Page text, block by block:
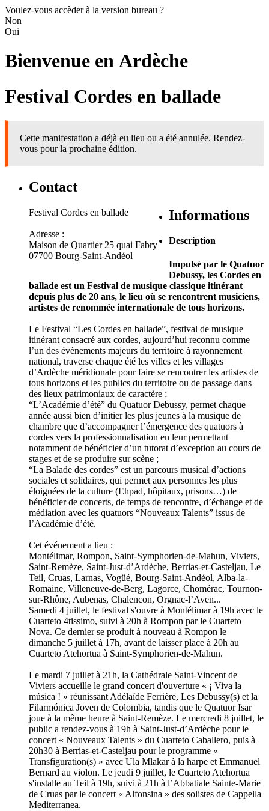
Voulez-vous accèder à la version bureau ?
Non
Oui
Bienvenue en Ardèche
Festival Cordes en ballade
Cette manifestation a déjà eu lieu ou a été annulée. Rendez-
vous pour la prochaine édition.
Contact
Festival Cordes en ballade
Adresse :
Maison de Quartier 25 quai Fabry
07700 Bourg-Saint-Andéol
Informations
Description
Impulsé par le Quatuor
Debussy, les Cordes en
ballade est un Festival de musique classique itinérant
depuis plus de 20 ans, le lieu où se rencontrent musiciens,
artistes de renommée internationale de tous horizons.
Le Festival “Les Cordes en ballade”, festival de musique
itinérant consacré aux cordes, aujourd’hui reconnu comme
l’un des évènements majeurs du territoire à rayonnement
national, traverse chaque été les villes et les villages
d’Ardèche méridionale pour faire se rencontrer les artistes de
tous horizons et les publics du territoire ou de passage dans
des lieux patrimoniaux de caractère ;
“L’Académie d’été” du Quatuor Debussy, permet chaque
année aussi bien d’initier les plus jeunes à la musique de
chambre que d’accompagner l’émergence des quatuors à
cordes vers la professionnalisation en leur permettant
notamment de bénéficier d’un tutorat d’exception au cours de
stages et de se produire sur scène ;
“La Balade des cordes” est un parcours musical d’actions
sociales et solidaires, qui permet aux personnes les plus
éloignées de la culture (Ehpad, hôpitaux, prisons…) de
bénéficier de concerts, de temps de rencontre, d’échange et de
médiation avec les quatuors “Nouveaux Talents” issus de
l’Académie d’été.
Cet événement a lieu :
Montélimar, Rompon, Saint-Symphorien-de-Mahun, Viviers,
Saint-Remèze, Saint-Just-d’Ardèche, Berrias-et-Casteljau, Le
Teil, Cruas, Larnas, Vogüé, Bourg-Saint-Andéol, Alba-la-
Romaine, Villeneuve-de-Berg, Lagorce, Chomérac, Tournon-
sur-Rhône, Aubenas, Chalencon, Orgnac-l’Aven...
Samedi 4 juillet, le festival s'ouvre à Montélimar à 19h avec le
Cuarteto 4tissimo, suivi à 20h à Rompon par le Cuarteto
Nova. Ce dernier se produit à nouveau à Rompon le
dimanche 5 juillet à 17h, avant de laisser place à 20h au
Cuarteto Atehortua à Saint-Symphorien-de-Mahun.
Le mardi 7 juillet à 21h, la Cathédrale Saint-Vincent de
Viviers accueille le grand concert d'ouverture « ¡ Viva la
música ! » réunissant Adélaïde Ferrière, Les Debussy(s) et la
Filarmónica Joven de Colombia, tandis que le Quatuor Isar
joue à la même heure à Saint-Remèze. Le mercredi 8 juillet, le
public a rendez-vous à 19h à Saint-Just-d’Ardèche pour le
concert « Nouveaux Talents » du Cuarteto Caballero, puis à
20h30 à Berrias-et-Casteljau pour le programme «
Transfiguration(s) » avec Ula Mlakar à la harpe et Emmanuel
Bernard au violon. Le jeudi 9 juillet, le Cuarteto Atehortua
s'installe au Teil à 19h, suivi à 21h à l’Abbatiale Sainte-Marie
de Cruas par le concert « Alfonsina » des solistes de Cappella
Mediterranea.